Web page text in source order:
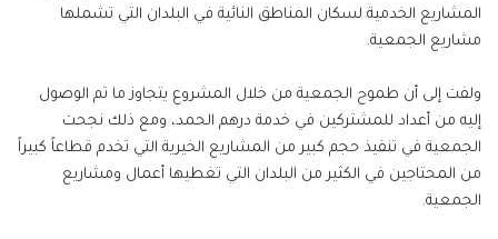
المشاريع الخدمية لسكان المناطق النائية في البلدان التي تشملها
مشاريع الجمعية.
ولفت إلى أن طموح الجمعية من خلال المشروع يتجاوز ما تم الوصول
إليه من أعداد للمشتركين في خدمة درهم الحمد، ومع ذلك نجحت
الجمعية في تنفيذ حجم كبير من المشاريع الخيرية التي تخدم قطاعاً كبيراً
من المحتاجين في الكثير من البلدان التي تغطيها أعمال ومشاريع
الجمعية.